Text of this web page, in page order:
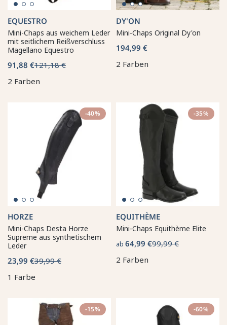
EQUESTRO
Mini-Chaps aus weichem Leder
mit seitlichem Reißverschluss
Magellano Equestro
91,88 €121,18 €
2 Farben
DY'ON
Mini-Chaps Original Dy'on
194,99 €
2 Farben
-40%
HORZE
Mini-Chaps Desta Horze
Supreme aus synthetischem
Leder
23,99 €39,99 €
1 Farbe
-35%
EQUITHÈME
Mini-Chaps Equithème Elite
ab 64,99 €99,99 €
2 Farben
-15% -60%